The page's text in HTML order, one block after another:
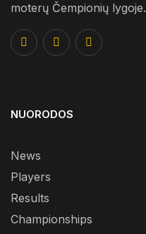
moterų Čempionių lygoje.
NUORODOS
News
Players
Results
Championships